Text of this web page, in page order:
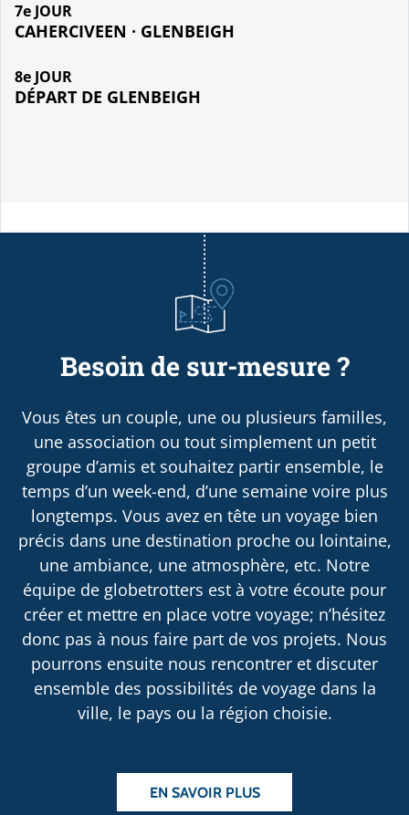
7e JOUR
CAHERCIVEEN · GLENBEIGH
8e JOUR
DÉPART DE GLENBEIGH
Besoin de sur-mesure ?
Vous êtes un couple, une ou plusieurs familles,
une association ou tout simplement un petit
groupe d’amis et souhaitez partir ensemble, le
temps d’un week-end, d’une semaine voire plus
longtemps. Vous avez en tête un voyage bien
précis dans une destination proche ou lointaine,
une ambiance, une atmosphère, etc. Notre
équipe de globetrotters est à votre écoute pour
créer et mettre en place votre voyage; n’hésitez
donc pas à nous faire part de vos projets. Nous
pourrons ensuite nous rencontrer et discuter
ensemble des possibilités de voyage dans la
ville, le pays ou la région choisie.
EN SAVOIR PLUS